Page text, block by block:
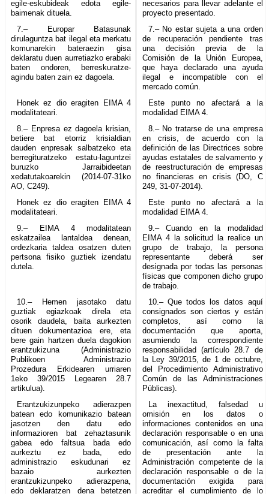
egile-eskubideak edota egile-
baimenak dituela.
necesarios para llevar adelante el
proyecto presentado.
7.– Europar Batasunak
dirulaguntza bat ilegal eta merkatu
komunarekin bateraezin gisa
deklaratu duen aurretiazko erabaki
baten ondoren, berreskuratze-
agindu baten zain ez dagoela.
7.– No estar sujeta a una orden
de recuperación pendiente tras
una decisión previa de la
Comisión de la Unión Europea,
que haya declarado una ayuda
ilegal e incompatible con el
mercado común.
Honek ez dio eragiten EIMA 4
modalitateari.
Este punto no afectará a la
modalidad EIMA 4.
8.– Enpresa ez dagoela krisian,
betiere bat etorriz krisialdian
dauden enpresak salbatzeko eta
berregituratzeko estatu-laguntzei
buruzko Jarraibideetan
xedatutakoarekin (2014-07-31ko
AO, C249).
8.– No tratarse de una empresa
en crisis, de acuerdo con la
definición de las Directrices sobre
ayudas estatales de salvamento y
de reestructuración de empresas
no financieras en crisis (DO, C
249, 31-07-2014).
Honek ez dio eragiten EIMA 4
modalitateari.
Este punto no afectará a la
modalidad EIMA 4.
9.– EIMA 4 modalitatean
eskatzailea lantaldea denean,
ordezkaria taldea osatzen duten
pertsona fisiko guztiek izendatu
dutela.
9.– Cuando en la modalidad
EIMA 4 la solicitud la realice un
grupo de trabajo, la persona
representante deberá ser
designada por todas las personas
físicas que componen dicho grupo
de trabajo.
10.– Hemen jasotako datu
guztiak egiazkoak direla eta
osorik daudela, baita aurkezten
dituen dokumentazioa ere, eta
bere gain hartzen duela dagokion
erantzukizuna (Administrazio
Publikoen Administrazio
Prozedura Erkidearen urriaren
1eko 39/2015 Legearen 28.7
artikulua).
10.– Que todos los datos aquí
consignados son ciertos y están
completos, así como la
documentación que aporta,
asumiendo la correspondiente
responsabilidad (artículo 28.7 de
la Ley 39/2015, de 1 de octubre,
del Procedimiento Administrativo
Común de las Administraciones
Públicas).
Erantzukizunpeko adierazpen
batean edo komunikazio batean
jasotzen den datu edo
informazioren bat zehaztasunik
gabea edo faltsua bada edo
aurkeztu ez bada, edo
administrazio eskudunari ez
bazaio aurkezten
erantzukizunpeko adierazpena,
edo deklaratzen dena betetzen
La inexactitud, falsedad u
omisión en los datos o
informaciones contenidos en una
declaración responsable o en una
comunicación, así como la falta
de presentación ante la
Administración competente de la
declaración responsable o de la
documentación exigida para
acreditar el cumplimiento de lo